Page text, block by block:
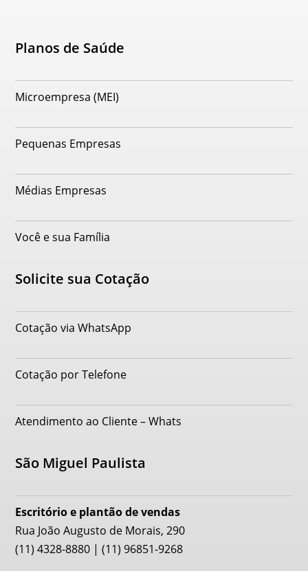
Planos de Saúde
Microempresa (MEI)
Pequenas Empresas
Médias Empresas
Você e sua Família
Solicite sua Cotação
Cotação via WhatsApp
Cotação por Telefone
Atendimento ao Cliente – Whats
São Miguel Paulista
Escritório e plantão de vendas
Rua João Augusto de Morais, 290
(11) 4328-8880 | (11) 96851-9268